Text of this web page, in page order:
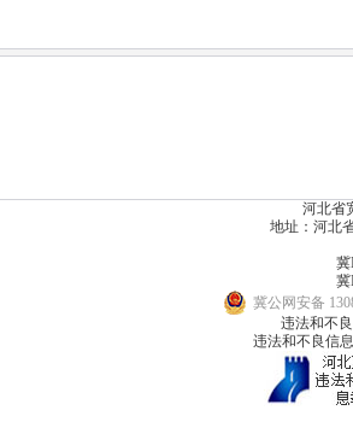
河北省
地址：河北
冀
冀
冀公网安备
违法和不
违法和不良信